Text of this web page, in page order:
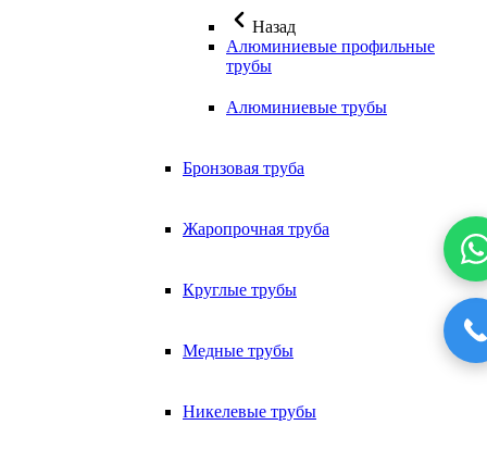
Назад
Алюминиевые профильные
трубы
Алюминиевые трубы
Бронзовая труба
Жаропрочная труба
Круглые трубы
Медные трубы
Никелевые трубы